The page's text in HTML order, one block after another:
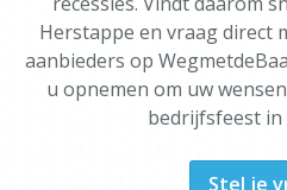
Herstappe en vraag direct
aanbieders op
u opnemen om uw
bedrijfsfeest in
Stel je